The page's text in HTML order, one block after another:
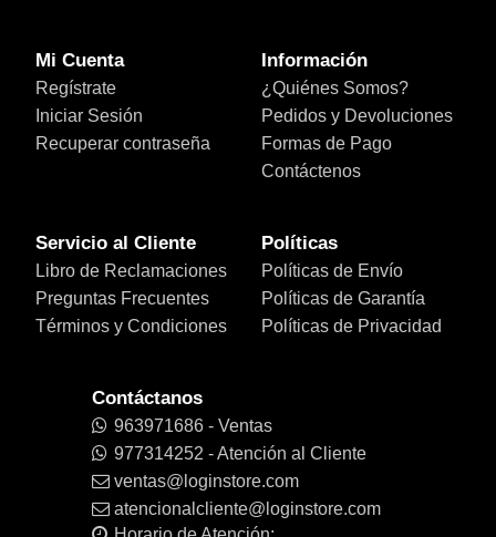
Mi Cuenta
Regístrate
Iniciar Sesión
Recuperar contraseña
Información
¿Quiénes Somos?
Pedidos y Devoluciones
Formas de Pago
Contáctenos
Servicio al Cliente
Libro de Reclamaciones
Preguntas Frecuentes
Términos y Condiciones
Políticas
Políticas de Envío
Políticas de Garantía
Políticas de Privacidad
Contáctanos
963971686 - Ventas
977314252 - Atención al Cliente
ventas@loginstore.com
atencionalcliente@loginstore.com